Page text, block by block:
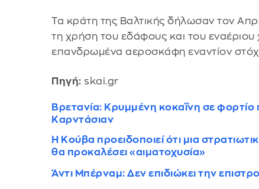
Τα κράτη της Βαλτικής δήλωσαν τον
τη χρήση του εδάφους και του εναέριου
επανδρωμένα αεροσκάφη εναντίον
Πηγή: skai.gr
Βρετανία: Κρυμμένη κοκαΐνη σε φορτίο
Καρντάσιαν
Η Κούβα προειδοποιεί ότι μια
θα προκαλέσει «αιματοχυσία»
Άντι Μπέρναμ: Δεν επιδιώκει την